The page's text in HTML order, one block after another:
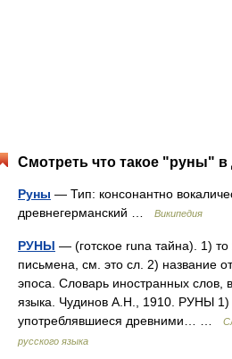
Смотреть что такое "руны" в
Руны — Тип: консонантно
древнегерманский …
Википедия
РУНЫ — (готское runa тайна). 1) то
письмена, см. это сл. 2) название
эпоса. Словарь иностранных слов,
языка. Чудинов А.Н., 1910. РУНЫ 1)
употреблявшиеся древними… …
русского языка